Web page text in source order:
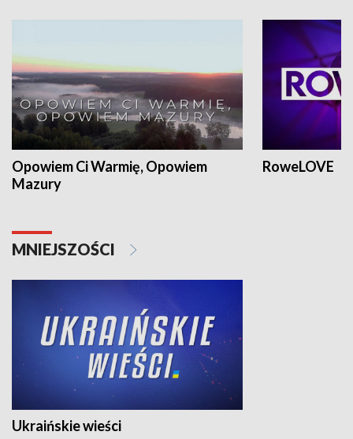
Opowiem Ci Warmię, Opowiem
Mazury
RoweLOVE
MNIEJSZOŚCI
Ukraińskie wieści